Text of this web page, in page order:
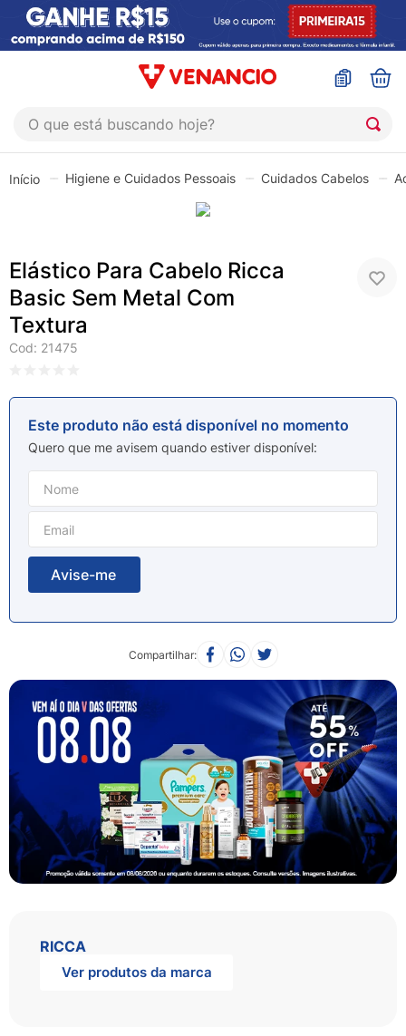
O que está buscando hoje?
Higiene e Cuidados Pessoais Cuidados Cabelos
Elástico Para Cabelo Ricca
Basic Sem Metal Com
Textura
Cod: 21475
Este produto não está disponível no momento
Quero que me avisem quando estiver disponível
Compartilhar
RICCA
Ver produtos da marca
º
coristina
4º
fly gotas
9 º
lenço umedecido
10º fralda